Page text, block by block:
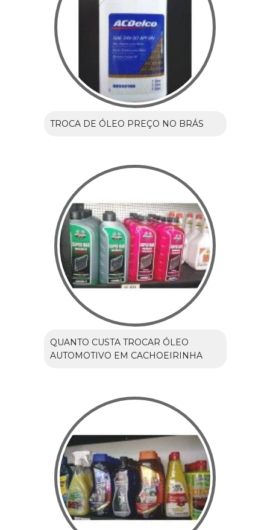
TROCA DE ÓLEO PREÇO NO BRÁS
QUANTO CUSTA TROCAR ÓLEO
AUTOMOTIVO EM CACHOEIRINHA